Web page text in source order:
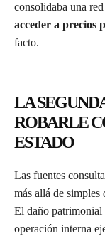
consolidaba una
acceder a precios
facto.
LA
ROBARLE
ESTADO
Las fuentes
más allá de simples
El daño patrimonial
operación interna